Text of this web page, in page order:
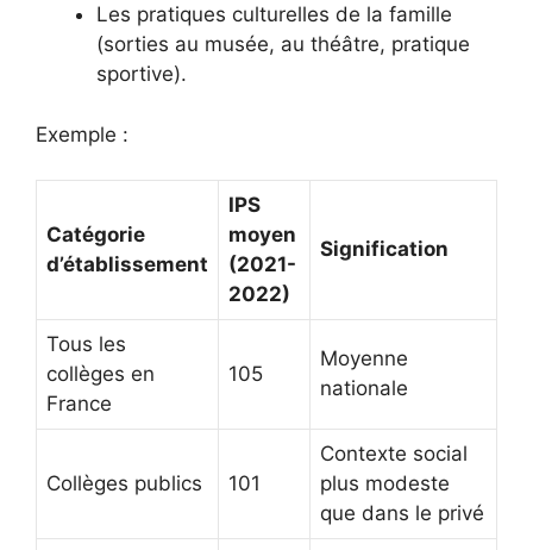
Les pratiques culturelles de la famille
(sorties au musée, au théâtre, pratique
sportive).
Exemple :
Catégorie
d’établissement
IPS
moyen
(2021-
2022)
Signification
Tous les
collèges en
France
105
Moyenne
nationale
Collèges publics 101
Contexte social
plus modeste
que dans le privé